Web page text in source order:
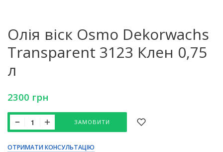
Олія віск Osmo Dekorwachs
Transparent 3123 Клен 0,75
л
2300 грн
ЗАМОВИТИ
ОТРИМАТИ КОНСУЛЬТАЦІЮ